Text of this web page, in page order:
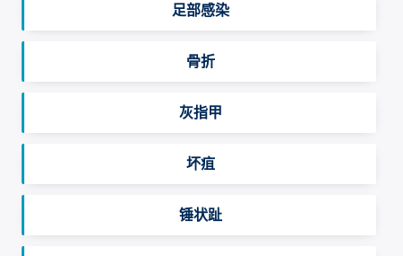
足部感染
骨折
灰指甲
坏疽
锤状趾